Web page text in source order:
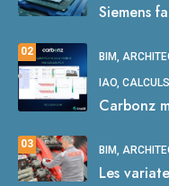
Siemens
02 BIM,
IAO,
Carbonz
03 BIM,
Les